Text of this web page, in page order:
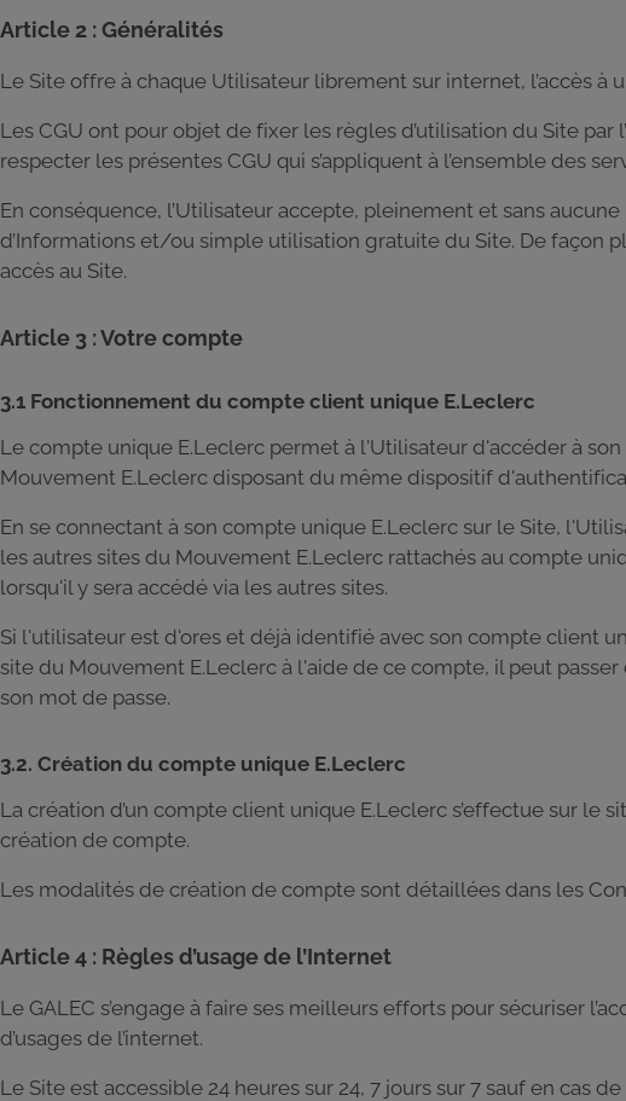
Article 2 : Généralités
Le Site offre à chaque Utilisateur librement sur internet, l’accès
Les CGU ont pour objet de fixer les règles d’utilisation du Site par
respecter les présentes CGU qui s’appliquent à l’ensemble des
En conséquence, l’Utilisateur accepte, pleinement et sans
d’Informations et/ou simple utilisation gratuite du Site. De façon
accès au Site.
Article 3 : Votre compte
3.1 Fonctionnement du compte client unique E.Leclerc
Le compte unique E.Leclerc permet à l'Utilisateur d'accéder à
Mouvement E.Leclerc disposant du même dispositif
En se connectant à son compte unique E.Leclerc sur le Site,
les autres sites du Mouvement E.Leclerc rattachés au compte
lorsqu'il y sera accédé via les autres sites.
Si l'utilisateur est d'ores et déjà identifié avec son compte client
site du Mouvement E.Leclerc à l'aide de ce compte, il peut
son mot de passe.
3.2. Création du compte unique E.Leclerc
La création d’un compte client unique E.Leclerc s’effectue sur le
création de compte.
Les modalités de création de compte sont détaillées dans les
Article 4 : Règles d’usage de l’Internet
Le GALEC s’engage à faire ses meilleurs efforts pour sécuriser
d’usages de l’internet.
Le Site est accessible 24 heures sur 24, 7 jours sur 7 sauf en cas